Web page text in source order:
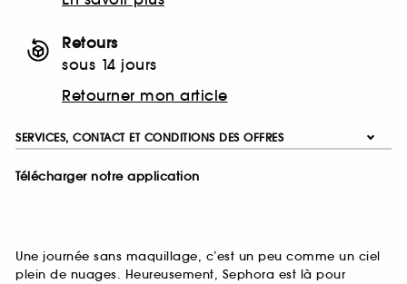
Retours
sous 14 jours
Retourner mon article
SERVICES, CONTACT ET CONDITIONS DES OFFRES
Télécharger notre application
Une journée sans maquillage, c’est un peu comme un ciel
plein de nuages. Heureusement, Sephora est là pour